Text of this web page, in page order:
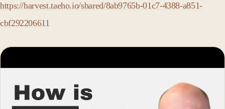
https://harvest.taeho.io/shared/8ab9765b-01c7-4388-a851-
cbf292206611